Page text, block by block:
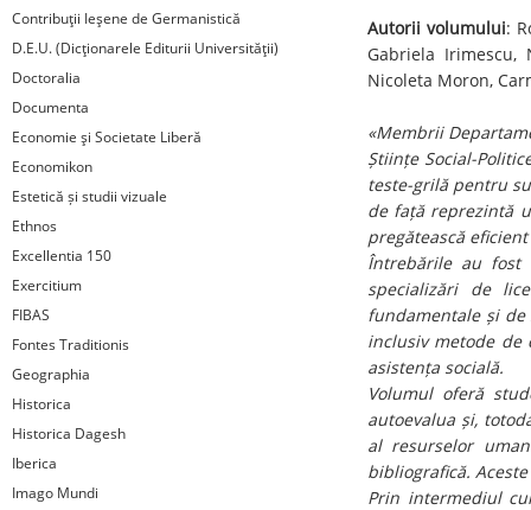
Contribuţii Ieşene de Germanistică
D.E.U. (Dicţionarele Editurii Universităţii)
Doctoralia
Documenta
Economie şi Societate Liberă
Economikon
Estetică și studii vizuale
Ethnos
Excellentia 150
Exercitium
FIBAS
Fontes Traditionis
Geographia
Historica
Historica Dagesh
Iberica
Imago Mundi
Autorii volumului:
Gabriela Irimescu,
Nicoleta Moron,
«Membrii
Științe Social-
teste-grilă pentru
de față reprezintă
pregătească
Întrebările au fost
specializări de
fundamentale și
inclusiv metode de
asistența socială.
Volumul oferă
autoevalua și,
al resurselor
bibliografică.
Prin intermediul